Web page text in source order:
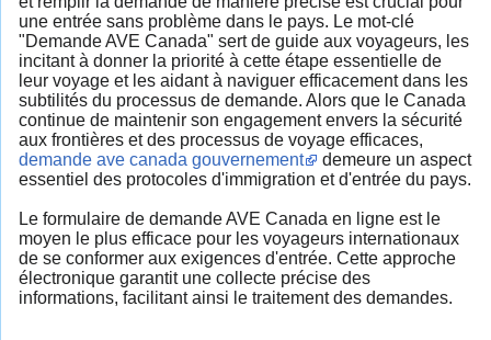
une entrée sans problème dans le pays. Le mot-clé
"Demande AVE Canada" sert de guide aux voyageurs, les
incitant à donner la priorité à cette étape essentielle de
leur voyage et les aidant à naviguer efficacement dans les
subtilités du processus de demande. Alors que le Canada
continue de maintenir son engagement envers la sécurité
aux frontières et des processus de voyage efficaces,
demande ave canada gouvernement
demeure un aspect
essentiel des protocoles d'immigration et d'entrée du pays.
Le formulaire de demande AVE Canada en ligne est le
moyen le plus efficace pour les voyageurs internationaux
de se conformer aux exigences d'entrée. Cette approche
électronique garantit une collecte précise des
informations, facilitant ainsi le traitement des demandes.